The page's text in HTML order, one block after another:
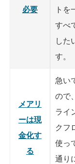
必要
トを
すべ
した
す。
メアリ
ーは現
金化す
る
急い
ので
ライ
クフ
使っ
通り